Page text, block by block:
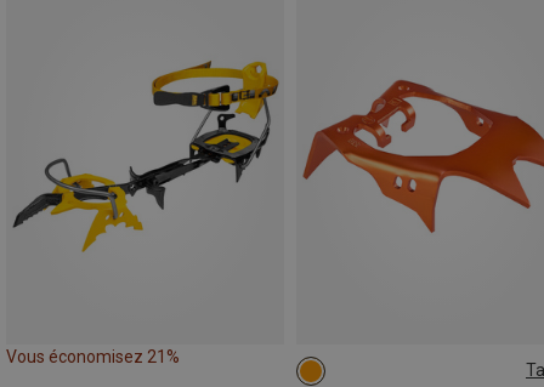
Vous économisez 21%
ONE SIZE